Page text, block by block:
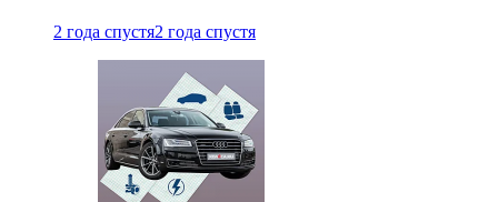
2 года спустя2 года спустя